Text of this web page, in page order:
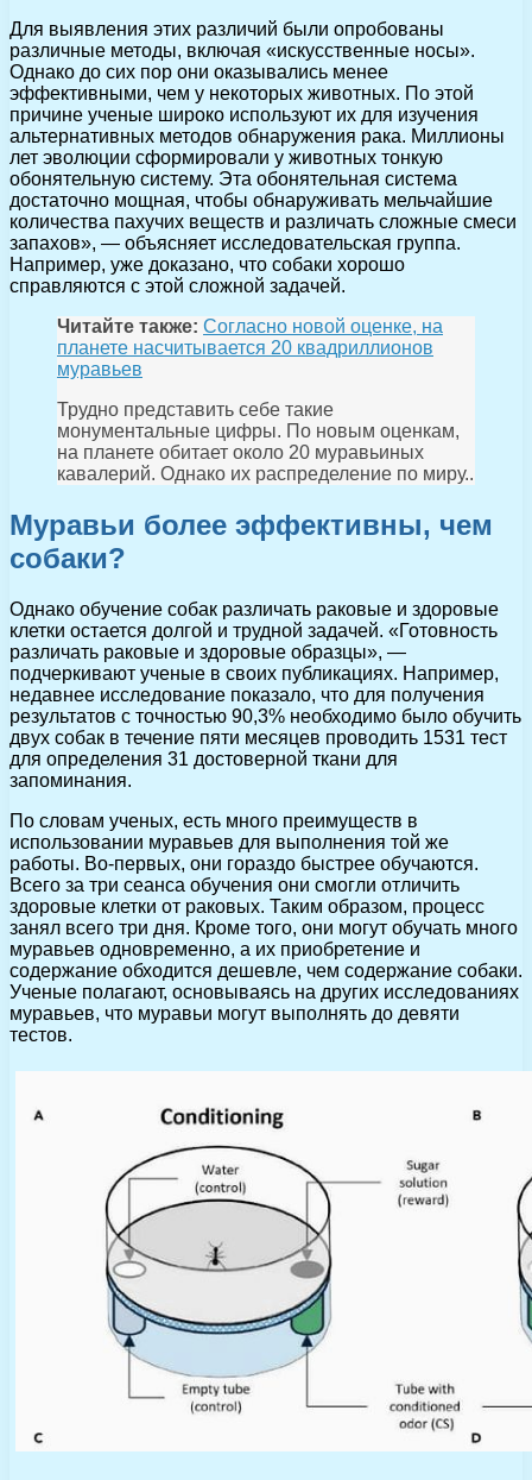
Для выявления этих различий были опробованы
различные методы, включая «искусственные носы».
Однако до сих пор они оказывались менее
эффективными, чем у некоторых животных. По этой
причине ученые широко используют их для изучения
альтернативных методов обнаружения рака. Миллионы
лет эволюции сформировали у животных тонкую
обонятельную систему. Эта обонятельная система
достаточно мощная, чтобы обнаруживать мельчайшие
количества пахучих веществ и различать сложные смеси
запахов», — объясняет исследовательская группа.
Например, уже доказано, что собаки хорошо
справляются с этой сложной задачей.
Читайте также: Согласно новой оценке, на
планете насчитывается 20 квадриллионов
муравьев
Трудно представить себе такие
монументальные цифры. По новым оценкам,
на планете обитает около 20 муравьиных
кавалерий. Однако их распределение по миру..
Муравьи более эффективны, чем
собаки?
Однако обучение собак различать раковые и здоровые
клетки остается долгой и трудной задачей. «Готовность
различать раковые и здоровые образцы», —
подчеркивают ученые в своих публикациях. Например,
недавнее исследование показало, что для получения
результатов с точностью 90,3% необходимо было обучить
двух собак в течение пяти месяцев проводить 1531 тест
для определения 31 достоверной ткани для
запоминания.
По словам ученых, есть много преимуществ в
использовании муравьев для выполнения той же
работы. Во-первых, они гораздо быстрее обучаются.
Всего за три сеанса обучения они смогли отличить
здоровые клетки от раковых. Таким образом, процесс
занял всего три дня. Кроме того, они могут обучать много
муравьев одновременно, а их приобретение и
содержание обходится дешевле, чем содержание собаки.
Ученые полагают, основываясь на других исследованиях
муравьев, что муравьи могут выполнять до девяти
тестов.